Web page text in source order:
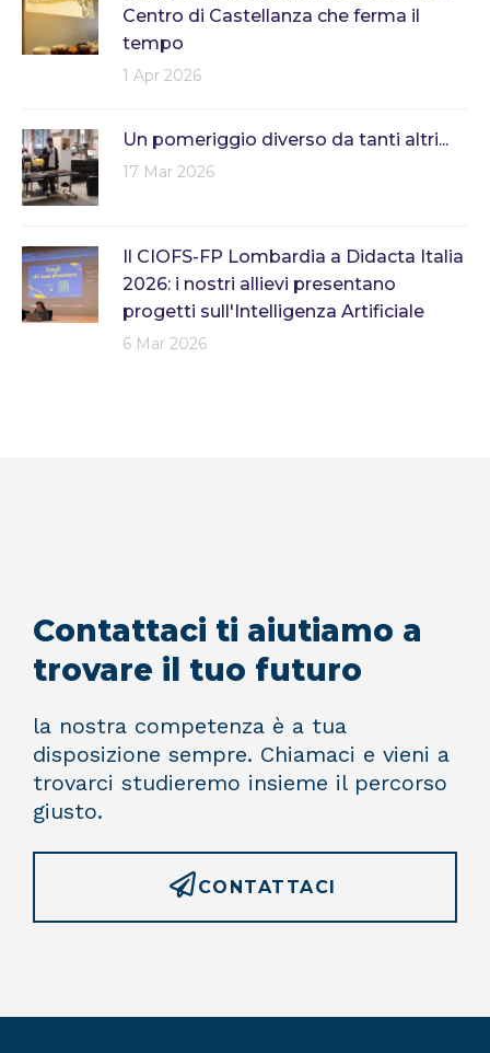
Centro di Castellanza che ferma il
tempo
1 Apr 2026
Un pomeriggio diverso da tanti altri...
17 Mar 2026
Il CIOFS-FP Lombardia a Didacta Italia
2026: i nostri allievi presentano
progetti sull'Intelligenza Artificiale
6 Mar 2026
Contattaci ti aiutiamo a
trovare il tuo futuro
la nostra competenza è a tua
disposizione sempre. Chiamaci e vieni a
trovarci studieremo insieme il percorso
giusto.
CONTATTACI